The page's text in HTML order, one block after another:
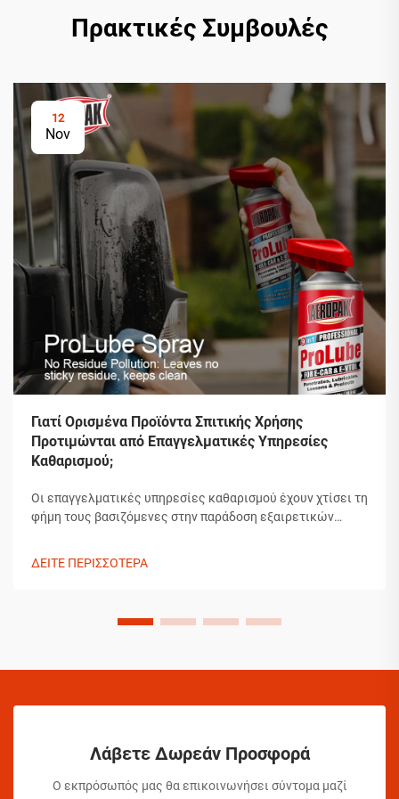
Πρακτικές Συμβουλές
12
Nov
Γιατί Ορισμένα Προϊόντα Σπιτικής Χρήσης
Προτιμώνται από Επαγγελματικές Υπηρεσίες
Καθαρισμού;
Οι επαγγελματικές υπηρεσίες καθαρισμού έχουν χτίσει τη
φήμη τους βασιζόμενες στην παράδοση εξαιρετικών
ΔΕΙΤΕ ΠΕΡΙΣΣΟΤΕΡΑ
Λάβετε Δωρεάν Προσφορά
Ο εκπρόσωπός μας θα επικοινωνήσει σύντομα μαζί